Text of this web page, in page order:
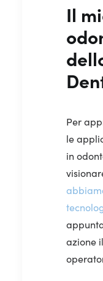
Il
Per
le
in
azione